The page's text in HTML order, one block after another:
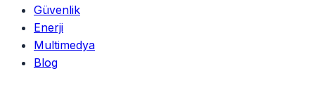
Güvenlik
Enerji
Multimedya
Blog